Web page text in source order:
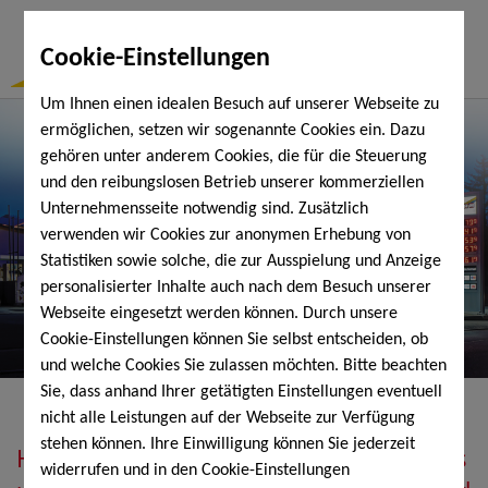
Cookie-Einstellungen
Um Ihnen einen idealen Besuch auf unserer Webseite zu
ermöglichen, setzen wir sogenannte Cookies ein. Dazu
gehören unter anderem Cookies, die für die Steuerung
und den reibungslosen Betrieb unserer kommerziellen
Unternehmensseite notwendig sind. Zusätzlich
verwenden wir Cookies zur anonymen Erhebung von
Statistiken sowie solche, die zur Ausspielung und Anzeige
personalisierter Inhalte auch nach dem Besuch unserer
Webseite eingesetzt werden können. Durch unsere
Cookie-Einstellungen können Sie selbst entscheiden, ob
und welche Cookies Sie zulassen möchten. Bitte beachten
Sie, dass anhand Ihrer getätigten Einstellungen eventuell
nicht alle Leistungen auf der Webseite zur Verfügung
stehen können. Ihre Einwilligung können Sie jederzeit
widerrufen und in den Cookie-Einstellungen
Heizöl, Diesel, Schmierstoffe, Holzpellets